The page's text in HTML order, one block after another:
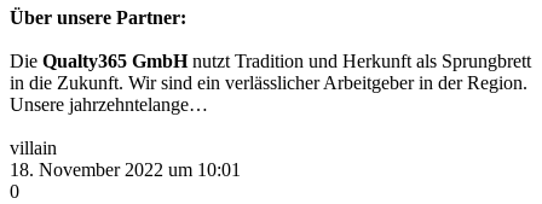
Über unsere Partner:
Die Qualty365 GmbHnutzt Tradition und Herkunft als Sprungbrett
in die Zukunft. Wir sind ein verlässlicher Arbeitgeber in der Region.
Unsere jahrzehntelange…
villain
18. November 2022 um 10:01
0